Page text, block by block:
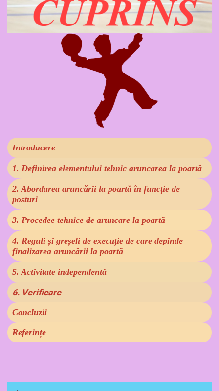
Introducere
1. Definirea elementului tehnic aruncarea la poartă
2. Abordarea aruncării la poartă în funcție de
posturi
3. Procedee tehnice de aruncare la poartă
4. Reguli și greșeli de execuție de care depinde
finalizarea aruncării la poartă
5. Activitate independentă
6. Verificare
Concluzii
Referințe